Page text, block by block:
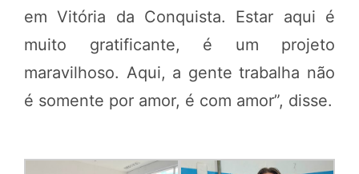
em Vitória da Conquista. Estar aqui é
muito gratificante, é um projeto
maravilhoso. Aqui, a gente trabalha não
é somente por amor, é com amor”, disse.